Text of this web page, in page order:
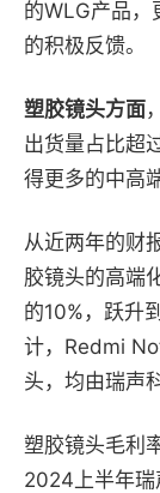
的WLG产品，
的积极反馈。
塑胶镜头方面
出货量占比超
得更多的中高
从近两年的财
胶镜头的高端
的10%，跃升
计，Redmi
头，均由瑞声
塑胶镜头毛利
2024上半年瑞